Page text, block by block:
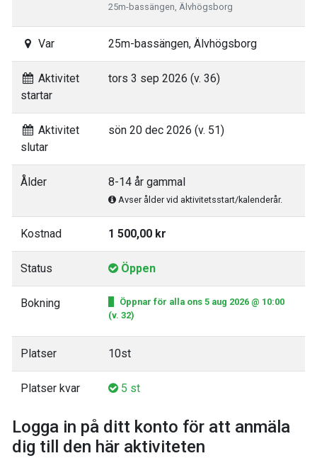
25m-bassängen, Älvhögsborg
Var 25m-bassängen, Älvhögsborg
Aktivitet
startar
tors 3 sep 2026 (v. 36)
Aktivitet
slutar
sön 20 dec 2026 (v. 51)
Ålder 8-14 år gammal
Avser ålder vid aktivitetsstart/kalenderår.
Kostnad 1 500,00 kr
Status Öppen
Bokning
Öppnar för alla ons 5 aug 2026 @ 10:00
(v. 32)
Platser 10st
Platser kvar 5 st
Logga in på ditt konto för att anmäla
dig till den här aktiviteten